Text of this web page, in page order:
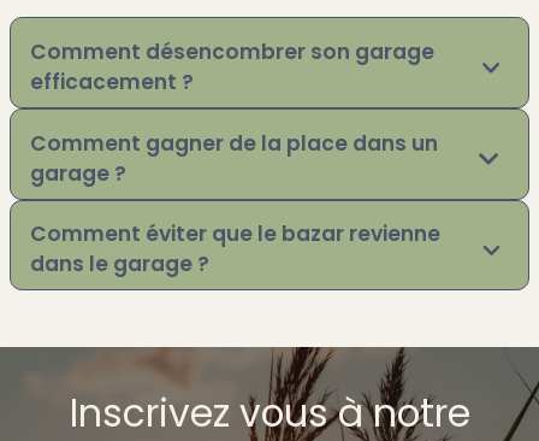
Comment désencombrer son garage
efficacement ?
Comment gagner de la place dans un
garage ?
Comment éviter que le bazar revienne
dans le garage ?
Inscrivez vous à notre